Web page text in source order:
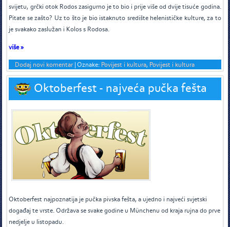
svijetu, grčki otok Rodos zasigurno je to bio i prije više od dvije tisuće godina.
Pitate se zašto? Uz to što je bio istaknuto središte helenističke kulture, za to
je svakako zaslužan i Kolos s Rodosa.
više »
Dodaj novi komentar|Oznake: Povijest i kultura, Povijest i kultura
Oktoberfest - najveća pučka fešta
Oktoberfest najpoznatija je pučka pivska fešta, a ujedno i najveći svjetski
događaj te vrste. Održava se svake godine u Münchenu od kraja rujna do prve
nedjelje u listopadu.